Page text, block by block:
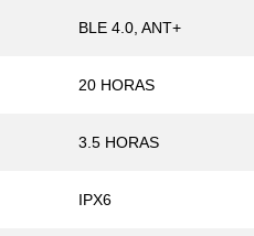
BLE 4.0, ANT+
20 HORAS
3.5 HORAS
IPX6